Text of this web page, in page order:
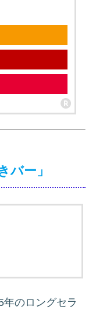
バー」
のロングセラ